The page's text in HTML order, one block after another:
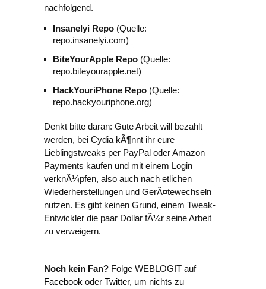
nachfolgend.
Insanelyi Repo (Quelle:
repo.insanelyi.com)
BiteYourApple Repo (Quelle:
repo.biteyourapple.net)
HackYouriPhone Repo (Quelle:
repo.hackyouriphone.org)
Denkt bitte daran: Gute Arbeit will bezahlt
werden, bei Cydia kÃ¶nnt ihr eure
Lieblingstweaks per PayPal oder Amazon
Payments kaufen und mit einem Login
verknÃ¼pfen, also auch nach etlichen
Wiederherstellungen und GerÃ¤tewechseln
nutzen. Es gibt keinen Grund, einem Tweak-
Entwickler die paar Dollar fÃ¼r seine Arbeit
zu verweigern.
Noch kein Fan? Folge WEBLOGIT auf
Facebook oder Twitter, um nichts zu